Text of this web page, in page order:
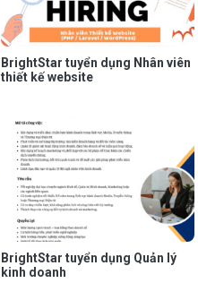
BrightStar tuyển dụng Nhân viên
thiết kế website
BrightStar tuyển dụng Quản lý
kinh doanh